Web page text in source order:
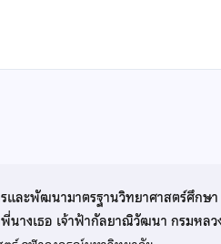
และพัฒนามาตรฐานวิทยาศาสตร์ศึกษา
นางเธอ เจ้าฟ้ากัลยาณิวัฒนา กรมหลว